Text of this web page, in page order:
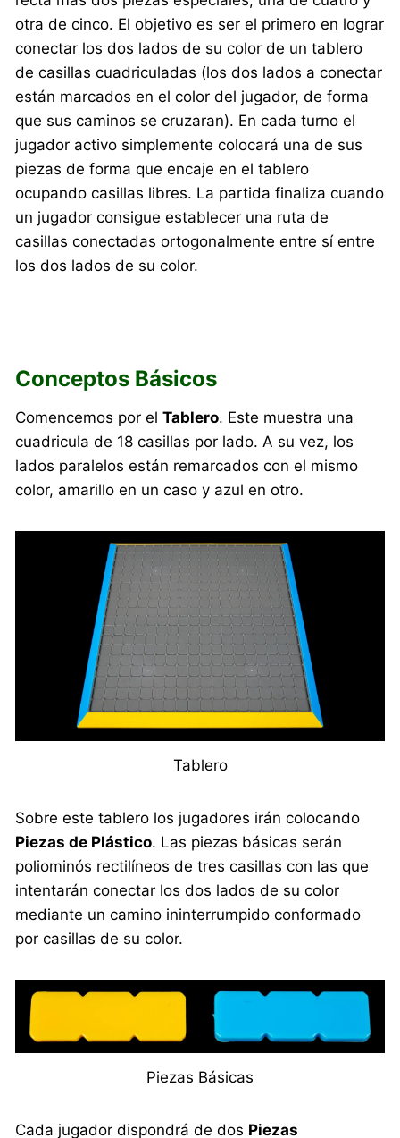
otra de cinco. El objetivo es ser el primero en lograr
conectar los dos lados de su color de un tablero
de casillas cuadriculadas (los dos lados a conectar
están marcados en el color del jugador, de forma
que sus caminos se cruzaran). En cada turno el
jugador activo simplemente colocará una de sus
piezas de forma que encaje en el tablero
ocupando casillas libres. La partida finaliza cuando
un jugador consigue establecer una ruta de
casillas conectadas ortogonalmente entre sí entre
los dos lados de su color.
Conceptos Básicos
Comencemos por elTablero. Este muestra una
cuadricula de 18 casillas por lado. A su vez, los
lados paralelos están remarcados con el mismo
color, amarillo en un caso y azul en otro.
Tablero
Sobre este tablero los jugadores irán colocando
Piezas de Plástico. Las piezas básicas serán
poliominós rectilíneos de tres casillas con las que
intentarán conectar los dos lados de su color
mediante un camino ininterrumpido conformado
por casillas de su color.
Piezas Básicas
Cada jugador dispondrá de dos Piezas